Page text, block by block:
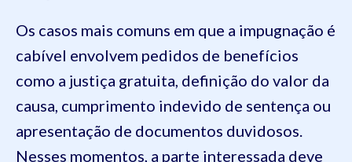
Os casos mais comuns em que a impugnação é
cabível envolvem pedidos de benefícios
como a justiça gratuita, definição do valor da
causa, cumprimento indevido de sentença ou
apresentação de documentos duvidosos.
Nesses momentos, a parte interessada deve